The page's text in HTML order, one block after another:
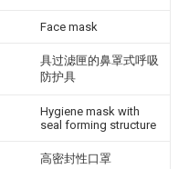
Face mask
具过滤匣的鼻罩式呼吸
防护具
Hygiene mask with
seal forming structure
高密封性口罩